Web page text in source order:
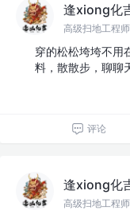
逢xiong化
高级扫地工程师
穿的松松垮垮不用
料，散散步，聊聊
评论
逢xiong化
高级扫地工程师